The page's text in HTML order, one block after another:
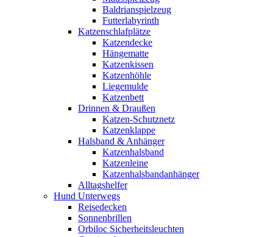
Baldrianspielzeug
Futterlabyrinth
Katzenschlafplätze
Katzendecke
Hängematte
Katzenkissen
Katzenhöhle
Liegemulde
Katzenbett
Drinnen & Draußen
Katzen-Schutznetz
Katzenklappe
Halsband & Anhänger
Katzenhalsband
Katzenleine
Katzenhalsbandanhänger
Alltagshelfer
Hund Unterwegs
Reisedecken
Sonnenbrillen
Orbiloc Sicherheitsleuchten